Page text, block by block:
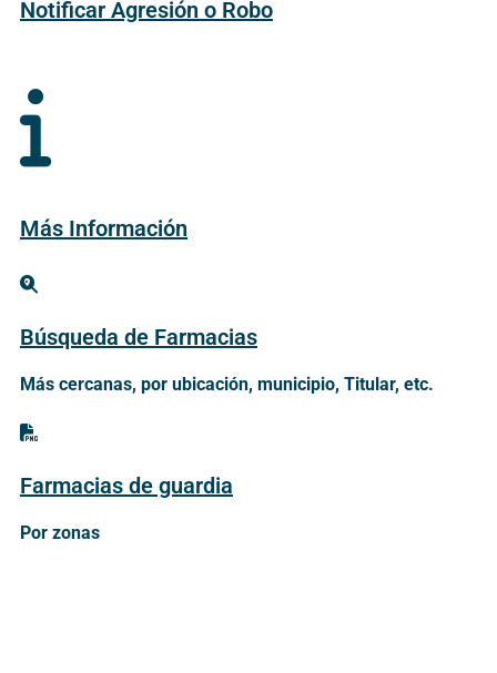
Notificar Agresión o Robo
Más Información
Búsqueda de Farmacias
Más cercanas, por ubicación, municipio, Titular, etc.
Farmacias de guardia
Por zonas